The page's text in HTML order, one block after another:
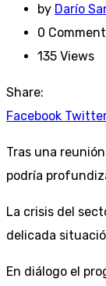
by Darío
0
135 Views
Share:
Facebook
Tras una
podría
La crisis del
delicada
En diálogo el